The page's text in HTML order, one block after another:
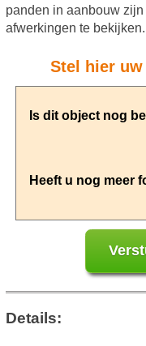
panden in aanbouw
afwerkingen te bekijken.
Stel hier
Details: